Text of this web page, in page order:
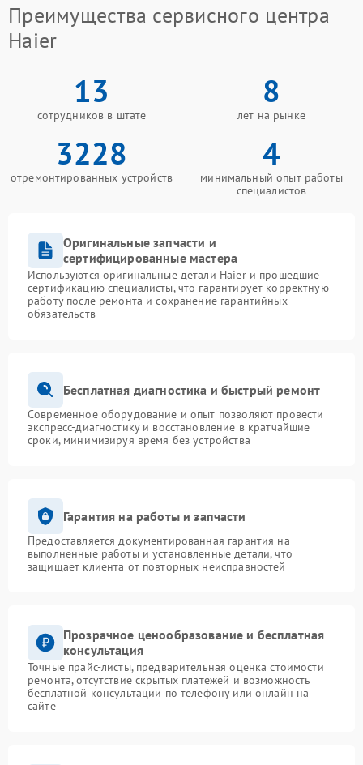
Преимущества сервисного центра
Haier
13
сотрудников в штате
8
лет на рынке
3228
отремонтированных устройств
4
минимальный опыт работы
специалистов
Оригинальные запчасти и
сертифицированные мастера
Используются оригинальные детали Haier и прошедшие
сертификацию специалисты, что гарантирует корректную
работу после ремонта и сохранение гарантийных
обязательств
Бесплатная диагностика и быстрый ремонт
Современное оборудование и опыт позволяют провести
экспресс-диагностику и восстановление в кратчайшие
сроки, минимизируя время без устройства
Гарантия на работы и запчасти
Предоставляется документированная гарантия на
выполненные работы и установленные детали, что
защищает клиента от повторных неисправностей
Прозрачное ценообразование и бесплатная
консультация
Точные прайс-листы, предварительная оценка стоимости
ремонта, отсутствие скрытых платежей и возможность
бесплатной консультации по телефону или онлайн на
сайте